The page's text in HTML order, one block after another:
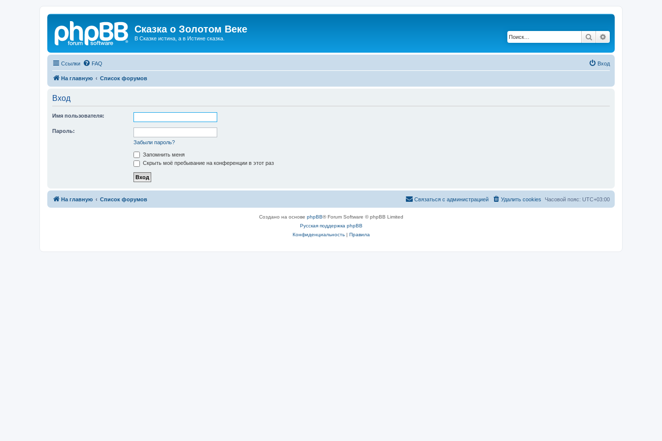
Сказка о Золотом Веке
В Сказке истина, а в Истине сказка. Поиск
Ссылки FAQ Вход
На главную Список форумов
Вход
Имя пользователя:
Пароль:
Забыли пароль?
Запомнить меня
Скрыть моё пребывание на конференции в этот раз
На главную Список форумов Часовой пояс: UTC+03:00
Удалить cookies
Связаться с администрацией
Создано на основе phpBB® Forum Software © phpBB Limited
Русская поддержка phpBB
Конфиденциальность| Правила